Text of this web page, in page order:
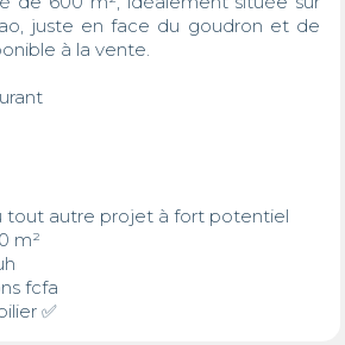
juste en face du goudron et de
à la vente.
tout autre projet à fort potentiel
m²
fcfa
✅